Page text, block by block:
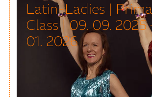
Latin-Ladies |
Class | 09. 09. 2025
01. 2026